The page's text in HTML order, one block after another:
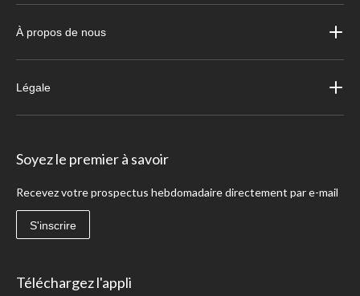
À propos de nous
Légale
Soyez le premier à savoir
Recevez votre prospectus hebdomadaire directement par e-mail
S'inscrire
Téléchargez l'appli